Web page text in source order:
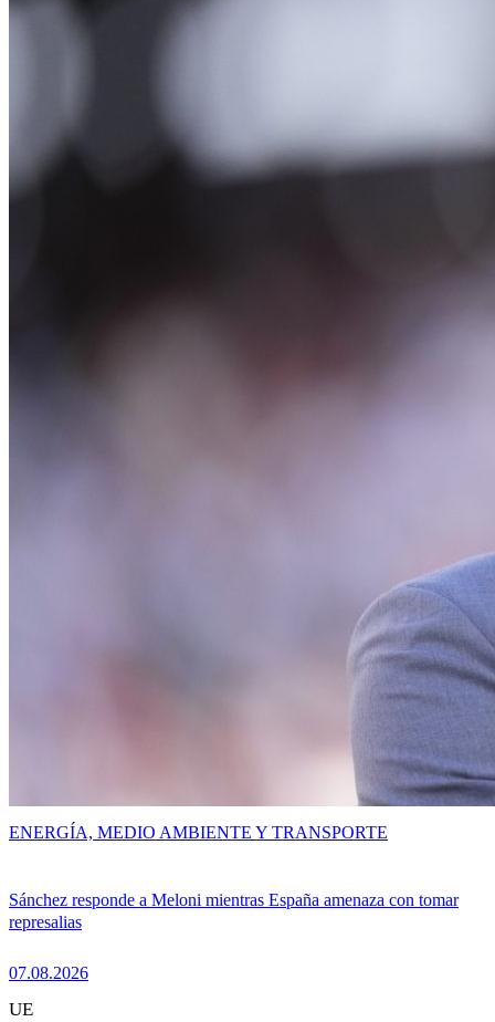
Sánchez responde a Meloni mientras España amenaza con tomar
represalias
07.08.2026
ENERGÍA, MEDIO AMBIENTE Y TRANSPORTE
UE